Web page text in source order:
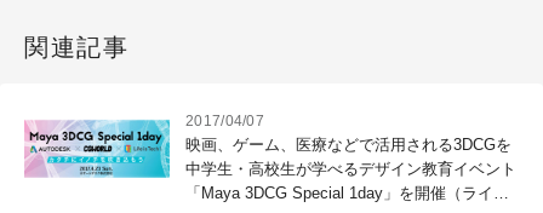
関連記事
2017/04/07
映画、ゲーム、医療などで活用される3DCGを
中学生・高校生が学べるデザイン教育イベント
「Maya 3DCG Special 1day」を開催（ライフ